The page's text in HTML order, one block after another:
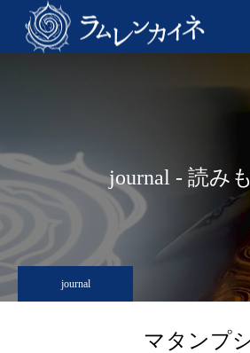
journal - 読み
journal
マタンプ